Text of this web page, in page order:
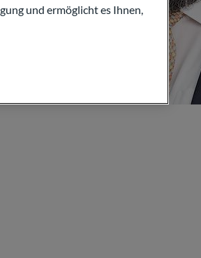
und ermöglicht es Ihnen,